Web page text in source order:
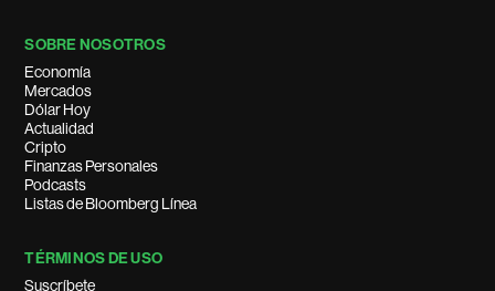
SOBRE NOSOTROS
Economía
Mercados
Dólar Hoy
Actualidad
Cripto
Finanzas Personales
Podcasts
Listas de Bloomberg Línea
TÉRMINOS DE USO
Suscríbete